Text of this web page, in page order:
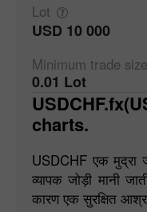
Lot
USD 10 000
Minimum trade size
0.01 Lot
USDCHF.fx(US Dollar vs Swiss Franc). Forex quotes and online
charts.
USDCHF एक मुद्रा
व्यापक जोड़ी मानी
कारण एक सुरक्षित